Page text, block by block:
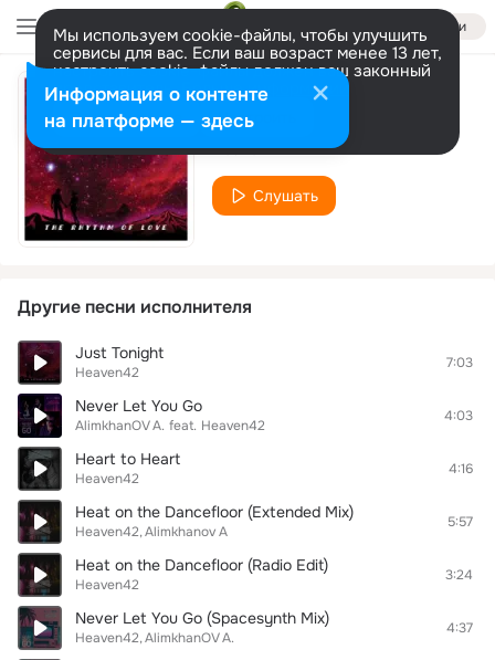
Войти
Мы используем cookie-файлы, чтобы улучшить
сервисы для вас. Если ваш возраст менее 13 лет,
настроить cookie-файлы должен ваш законный
представитель. Больше информации
Разрешить все Настроить
Space Holidays
Heaven42
Слушать
Другие песни исполнителя
Just Tonight
Heaven42
7:03
Never Let You Go
AlimkhanOV A. feat. Heaven42
4:03
Heart to Heart
Heaven42
4:16
Heat on the Dancefloor (Extended Mix)
Heaven42 Alimkhanov A
5:57
Heat on the Dancefloor (Radio Edit)
Heaven42
3:24
Never Let You Go (Spacesynth Mix)
Heaven42 AlimkhanOV A.
4:37
Информация о контенте
на платформе — здесь